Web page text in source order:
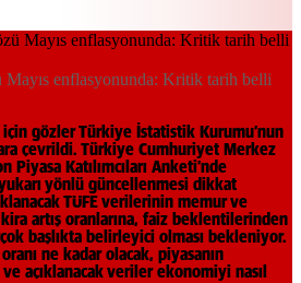
Mayıs enflasyonunda: Kritik tarih belli
için gözler Türkiye İstatistik Kurumu’nun
çevrildi. Türkiye Cumhuriyet Merkez
Piyasa Katılımcıları Anketi’nde
yönlü güncellenmesi dikkat
TÜFE verilerinin memur ve
artış oranlarına, faiz beklentilerinden
başlıkta belirleyici olması bekleniyor.
ne kadar olacak, piyasanın
açıklanacak veriler ekonomiyi nasıl